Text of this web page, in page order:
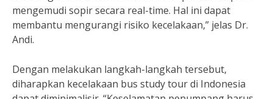
mengemudi sopir secara real-time. Hal ini dapat
membantu mengurangi risiko kecelakaan,” jelas Dr.
Andi.
Dengan melakukan langkah-langkah tersebut,
diharapkan kecelakaan bus study tour di Indonesia